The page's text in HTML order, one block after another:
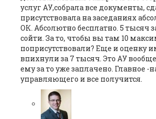
услуг АУ,собрала все документы,
присутствовала на заседаниях
ОК. Абсолютно бесплатно. 5 тысяч
сойти. За то, чтобы вы там 10
поприсутствовали? Еще и оценку
впихнули за 7 тысяч. Это АУ вообще
ему за то уже заплачено. Главное -
управляющего и все получится.